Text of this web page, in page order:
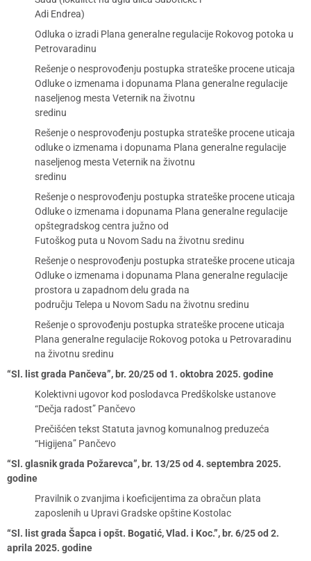
Adi Endrea)
Odluka o izradi Plana generalne regulacije Rokovog potoka u
Petrovaradinu
Rešenje o nesprovođenju postupka strateške procene uticaja
Odluke o izmenama i dopunama Plana generalne regulacije
naseljenog mesta Veternik na životnu
sredinu
Rešenje o nesprovođenju postupka strateške procene uticaja
odluke o izmenama i dopunama Plana generalne regulacije
naseljenog mesta Veternik na životnu
sredinu
Rešenje o nesprovođenju postupka strateške procene uticaja
Odluke o izmenama i dopunama Plana generalne regulacije
opštegradskog centra južno od
Futoškog puta u Novom Sadu na životnu sredinu
Rešenje o nesprovođenju postupka strateške procene uticaja
Odluke o izmenama i dopunama Plana generalne regulacije
prostora u zapadnom delu grada na
području Telepa u Novom Sadu na životnu sredinu
Rešenje o sprovođenju postupka strateške procene uticaja
Plana generalne regulacije Rokovog potoka u Petrovaradinu
na životnu sredinu
“Sl. list grada Pančeva”, br. 20/25 od 1. oktobra 2025. godine
Kolektivni ugovor kod poslodavca Predškolske ustanove
“Dečja radost” Pančevo
Prečišćen tekst Statuta javnog komunalnog preduzeća
“Higijena” Pančevo
“Sl. glasnik grada Požarevca”, br. 13/25 od 4. septembra 2025.
godine
Pravilnik o zvanjima i koeficijentima za obračun plata
zaposlenih u Upravi Gradske opštine Kostolac
“Sl. list grada Šapca i opšt. Bogatić, Vlad. i Koc.”, br. 6/25 od 2.
aprila 2025. godine